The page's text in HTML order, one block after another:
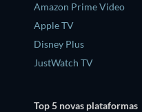
Amazon Prime Video
Apple TV
Disney Plus
JustWatch TV
Top 5 novas plataformas